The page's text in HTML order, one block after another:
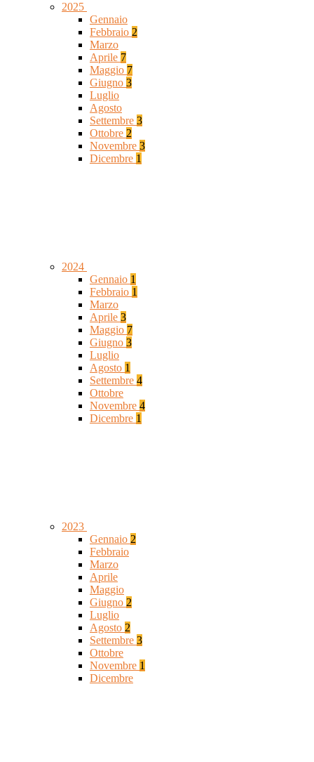
2025
Gennaio
Febbraio 2
Marzo
Aprile 7
Maggio 7
Giugno 3
Luglio
Agosto
Settembre 3
Ottobre 2
Novembre 3
Dicembre 1
2024
Gennaio 1
Febbraio 1
Marzo
Aprile 3
Maggio 7
Giugno 3
Luglio
Agosto 1
Settembre 4
Ottobre
Novembre 4
Dicembre 1
2023
Gennaio 2
Febbraio
Marzo
Aprile
Maggio
Giugno 2
Luglio
Agosto 2
Settembre 3
Ottobre
Novembre 1
Dicembre